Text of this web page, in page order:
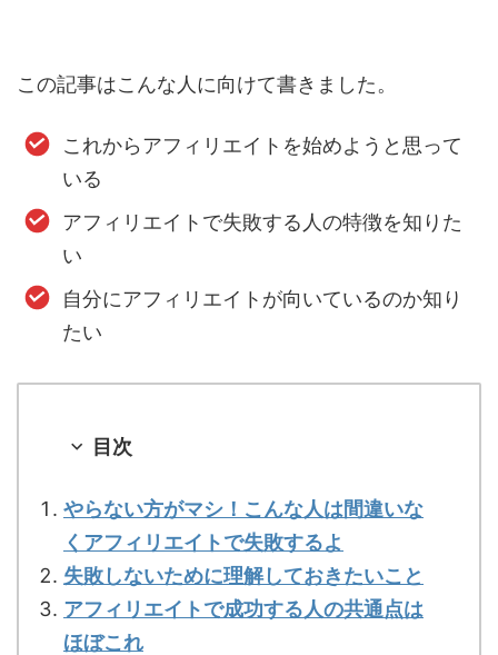
この記事はこんな人に向けて書きました。
これからアフィリエイトを始めようと思って
いる
アフィリエイトで失敗する人の特徴を知りた
い
自分にアフィリエイトが向いているのか知り
たい
目次
やらない方がマシ！こんな人は間違いな
くアフィリエイトで失敗するよ
失敗しないために理解しておきたいこと
アフィリエイトで成功する人の共通点は
ほぼこれ